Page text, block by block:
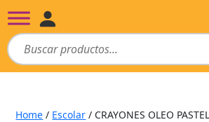
Home / Escolar / CRAYONES OLEO